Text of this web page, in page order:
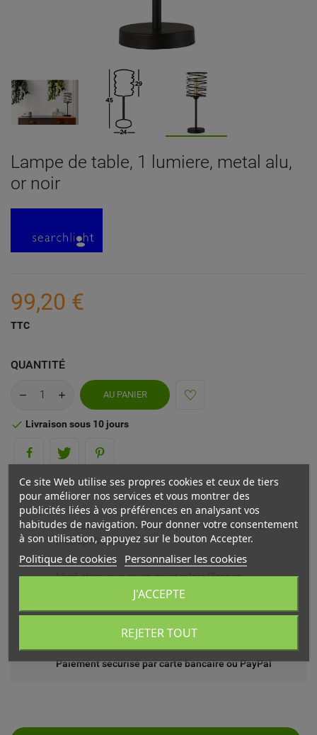
Lampe de table, 1 lumiere, metal alu,
or noir
99,20 €
TTC
QUANTITÉ
AU PANIER
 Livraison sous 10 jours
Frais de livraison offerts à partir de 69€ (France
métropolitaine)
Livré chez vous ou en point relais (France
Echange ou remboursement possible sous 14 jours
Paiement sécurisé par carte bancaire ou PayPal
Ce site Web utilise ses propres cookies et ceux de tiers
pour améliorer nos services et vous montrer des
publicités liées à vos préférences en analysant vos
habitudes de navigation. Pour donner votre consentement
à son utilisation, appuyez sur le bouton Accepter.
Politique de cookies Personnaliser les cookies
REJETER TOUT
J'ACCEPTE